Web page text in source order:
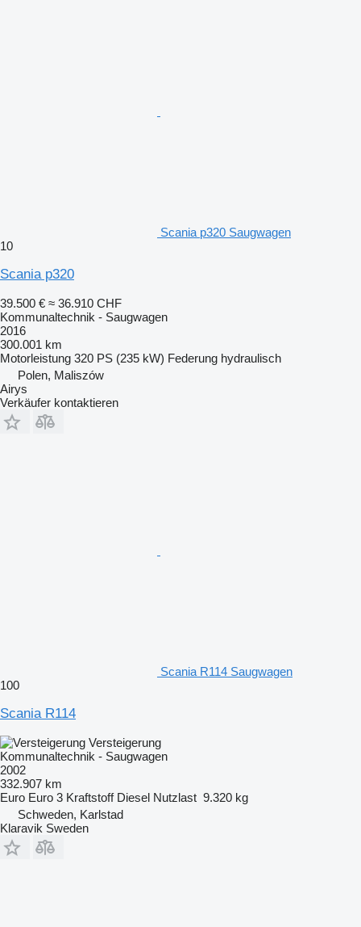
Scania p320 Saugwagen
10
Scania p320
39.500 € ≈ 36.910 CHF
Kommunaltechnik - Saugwagen
2016
300.001 km
Motorleistung 320 PS (235 kW) Federung hydraulisch
Polen, Maliszów
Airys
Verkäufer kontaktieren
Scania R114 Saugwagen
100
Scania R114
Versteigerung
Kommunaltechnik - Saugwagen
2002
332.907 km
Euro Euro 3 Kraftstoff Diesel Nutzlast 9.320 kg
Schweden, Karlstad
Klaravik Sweden